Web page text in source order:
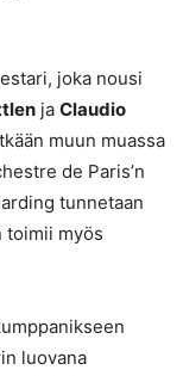
joka nousi
ja Claudio
muun muassa
de Paris’n
tunnetaan
toimii myös
luovana